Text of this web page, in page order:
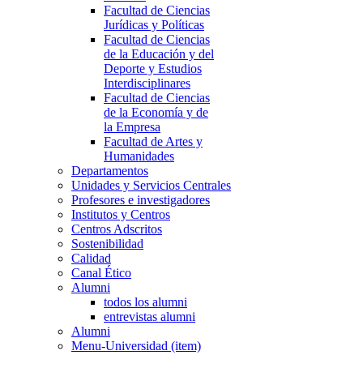
Facultad de Ciencias
Jurídicas y Políticas
Facultad de Ciencias
de la Educación y del
Deporte y Estudios
Interdisciplinares
Facultad de Ciencias
de la Economía y de
la Empresa
Facultad de Artes y
Humanidades
Departamentos
Unidades y Servicios Centrales
Profesores e investigadores
Institutos y Centros
Centros Adscritos
Sostenibilidad
Calidad
Canal Ético
Alumni
todos los alumni
entrevistas alumni
Alumni
Menu-Universidad (item)